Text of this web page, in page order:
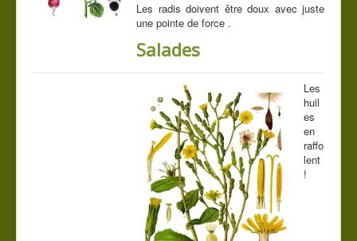
Les radis doivent être doux avec juste
une pointe de force .
Salades
Les
huil
es
en
raffo
lent
!